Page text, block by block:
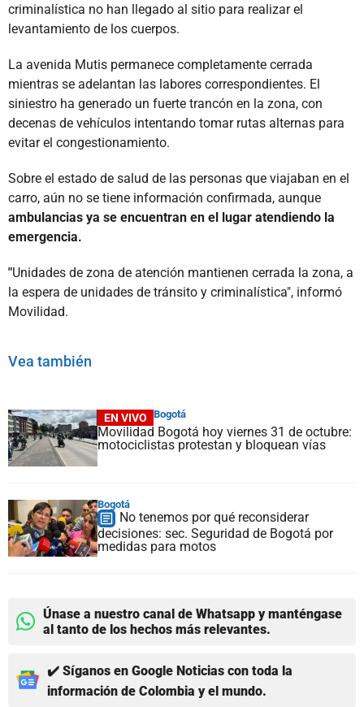
criminalística no han llegado al sitio para realizar el
levantamiento de los cuerpos.
La avenida Mutis permanece completamente cerrada
mientras se adelantan las labores correspondientes. El
siniestro ha generado un fuerte trancón en la zona, con
decenas de vehículos intentando tomar rutas alternas para
evitar el congestionamiento.
Sobre el estado de salud de las personas que viajaban en el
carro, aún no se tiene información confirmada, aunque
ambulancias ya se encuentran en el lugar atendiendo la
emergencia.
"Unidades de zona de atención mantienen cerrada la zona, a
la espera de unidades de tránsito y criminalística", informó
Movilidad.
Vea también
EN VIVO Bogotá
Movilidad Bogotá hoy viernes 31 de octubre:
motociclistas protestan y bloquean vías
Bogotá
No tenemos por qué reconsiderar
decisiones: sec. Seguridad de Bogotá por
medidas para motos
Únase a nuestro canal de Whatsapp y manténgase
al tanto de los hechos más relevantes.
✔️ Síganos en Google Noticias con toda la
información de Colombia y el mundo.